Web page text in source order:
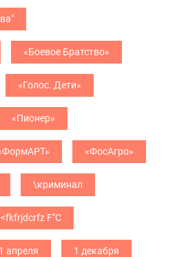
«Боевое Братство»
«Голос. Дети»
«Пионер»
«ФосАгро»
\криминал
<fkfrjdcrfz F"C
1 апреля 1 декабря